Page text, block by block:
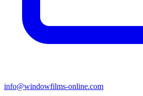
info@windowfilms-online.com